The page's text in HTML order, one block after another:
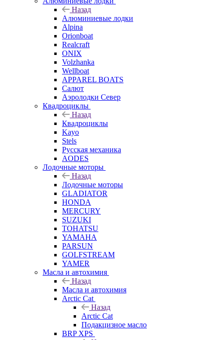
Назад
Алюминиевые лодки
Alpina
Orionboat
Realcraft
ONIX
Volzhanka
Wellboat
АPPAREL BOATS
Салют
Аэролодки Север
Квадроциклы
Назад
Квадроциклы
Kayo
Stels
Русская механика
AODES
Лодочные моторы
Назад
Лодочные моторы
GLADIATOR
HONDA
MERCURY
SUZUKI
TOHATSU
YAMAHA
PARSUN
GOLFSTREAM
YAMER
Масла и автохимия
Назад
Масла и автохимия
Arctic Cat
Назад
Arctic Cat
Подакцизное масло
BRP XPS